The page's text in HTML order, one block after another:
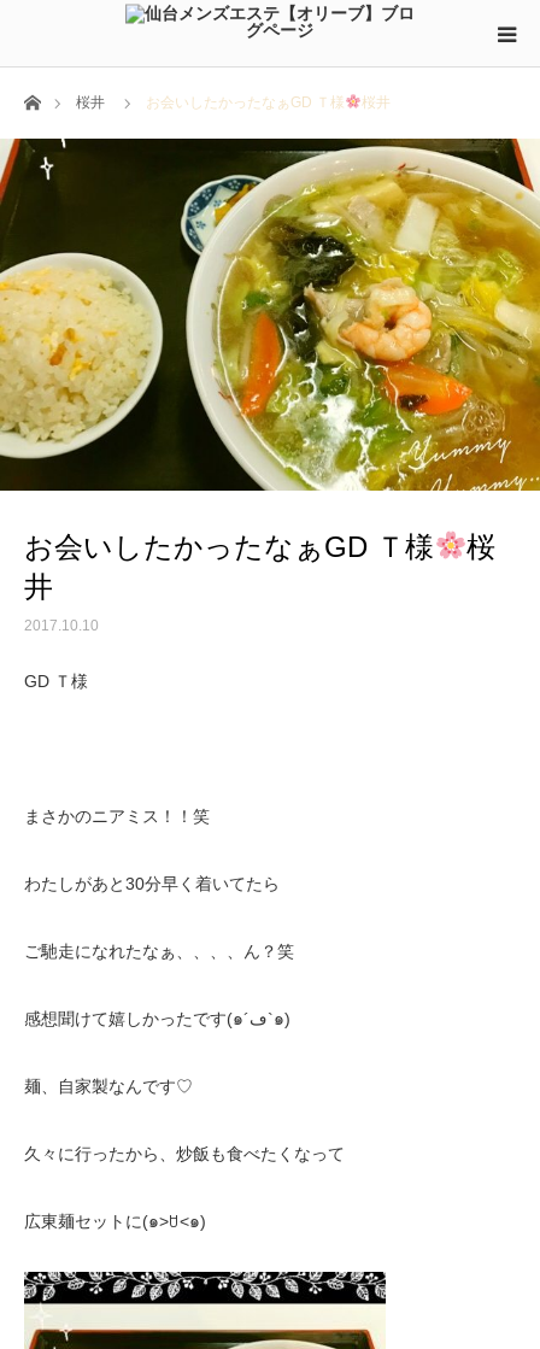
ホーム桜井 お会いしたかったなぁGD Ｔ様 桜井
お会いしたかったなぁGD Ｔ様
桜
井
2017.10.10
GD Ｔ様
まさかのニアミス！！笑
わたしがあと30分早く着いてたら
ご馳走になれたなぁ、、、、ん？笑
感想聞けて嬉しかったです(๑´ڡ`๑)
麺、自家製なんです♡
久々に行ったから、炒飯も食べたくなって
広東麺セットに(๑˃ꇴ˂๑)